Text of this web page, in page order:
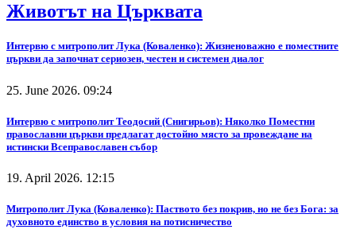
Животът на Църквата
Интервю с митрополит Лука (Коваленко): Жизненоважно е поместните
църкви да започнат сериозен, честен и системен диалог
25. June 2026. 09:24
Интервю с митрополит Теодосий (Снигирьов): Няколко Поместни
православни църкви предлагат достойно място за провеждане на
истински Всеправославен събор
19. April 2026. 12:15
Митрополит Лука (Коваленко): Паството без покрив, но не без Бога: за
духовното единство в условия на потисничество